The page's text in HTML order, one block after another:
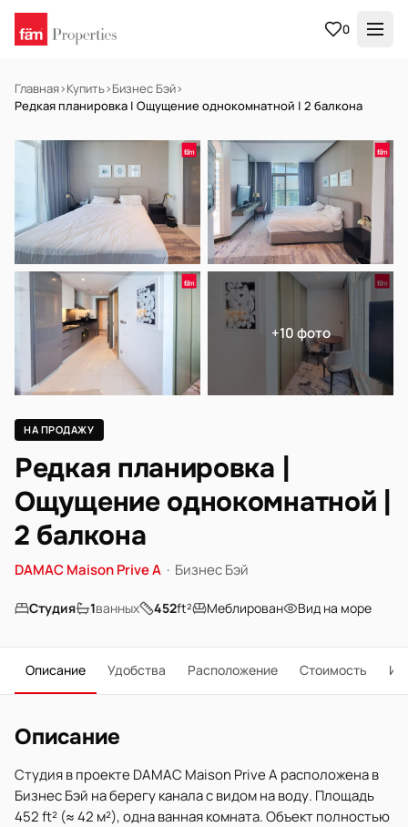
0
Главная›Купить›Бизнес Бэй›
Редкая планировка | Ощущение однокомнатной | 2 балкона
НА ПРОДАЖУ Готов к заселению
+10 фото
НА ПРОДАЖУ
Редкая планировка |
Ощущение однокомнатной |
2 балкона
DAMAC Maison Prive A · Бизнес Бэй
Студия 1ванных 452ft² Меблирован Вид на море
Описание Удобства Расположение Стоимость
Описание
Студия в проекте DAMAC Maison Prive A расположена в
Бизнес Бэй на берегу канала с видом на воду. Площадь
452 ft² (≈ 42 м²), одна ванная комната. Объект полностью